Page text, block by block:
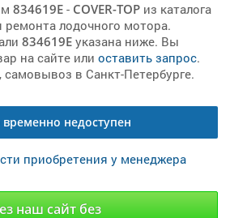
834619E - COVER-TOP из каталога
ремонта лодочного мотора.
834619E указана ниже. Вы
на сайте или оставить запрос.
в Санкт-Петербурге.
временно недоступен
приобретения у менеджера
наш сайт без